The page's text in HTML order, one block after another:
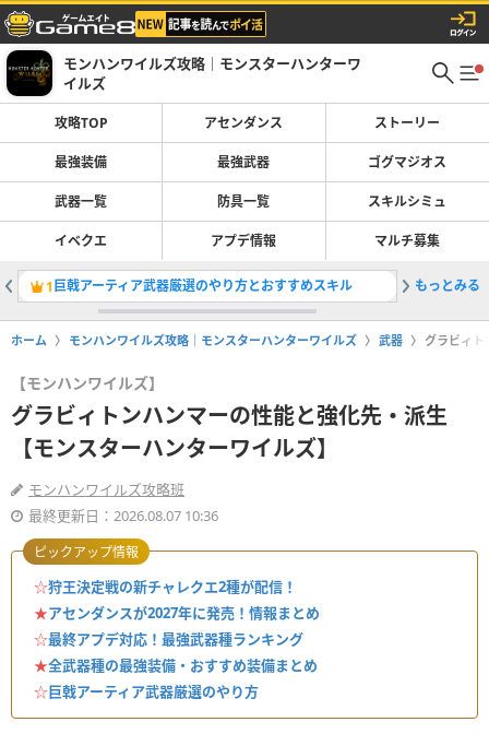
モンハンワイルズ攻略｜モンスターハンターワ
イルズ
攻略TOP アセンダンス ストーリー
最強装備 最強武器 ゴグマジオス
武器一覧 防具一覧 スキルシミュ
イベクエ アプデ情報 マルチ募集
1巨戟アーティア武器厳選のやり方とおすすめスキル 2双剣の
もっとみる
ホーム モンハンワイルズ攻略｜モンスターハンターワイルズ 武器 グラビィト
【モンハンワイルズ】
グラビィトンハンマーの性能と強化先・派生
【モンスターハンターワイルズ】
モンハンワイルズ攻略班
最終更新日：2026.08.07 10:36
☆狩王決定戦の新チャレクエ2種が配信！
★アセンダンスが2027年に発売！情報まとめ
☆最終アプデ対応！最強武器種ランキング
★全武器種の最強装備・おすすめ装備まとめ
☆巨戟アーティア武器厳選のやり方
ピックアップ情報